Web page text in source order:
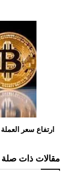
ارتفاع سعر
مقالات ذات صلة